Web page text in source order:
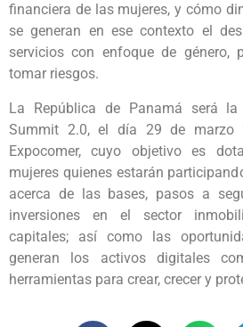
financiera de las mujeres, y cómo
se generan en ese contexto el
servicios con enfoque de género,
tomar riesgos.
La República de Panamá será
Summit 2.0, el día 29 de marzo
Expocomer, cuyo objetivo es
mujeres quienes estarán
acerca de las bases, pasos a
inversiones en el sector
capitales; así como las
generan los activos digitales
herramientas para crear, crecer y